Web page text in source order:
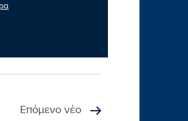
Επόμενο νέο